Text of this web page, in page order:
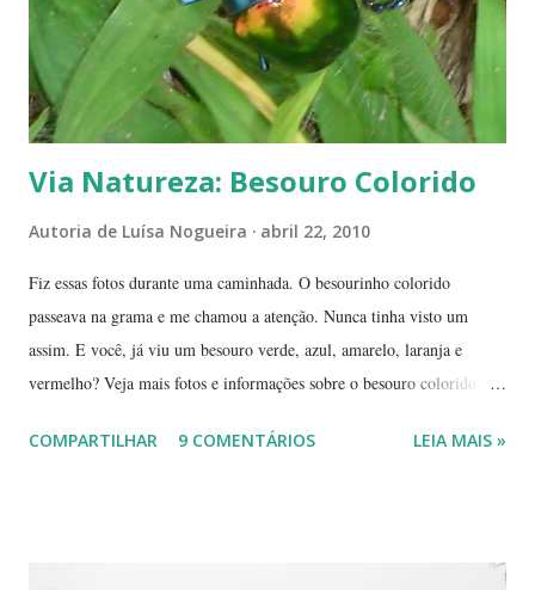
fogaréu. Há também os casos em que o fogo...
Via Natureza: Besouro Colorido
Autoria de Luísa Nogueira abril 22, 2010
Fiz essas fotos durante uma caminhada. O besourinho colorido
passeava na grama e me chamou a atenção. Nunca tinha visto um
assim. E você, já viu um besouro verde, azul, amarelo, laranja e
vermelho? Veja mais fotos e informações sobre o besouro colorido e a
Terra, aquele abraço! ------------ Dia da Terra - Veja aqui . -----------
COMPARTILHAR 9 COMENTÁRIOS LEIA MAIS »